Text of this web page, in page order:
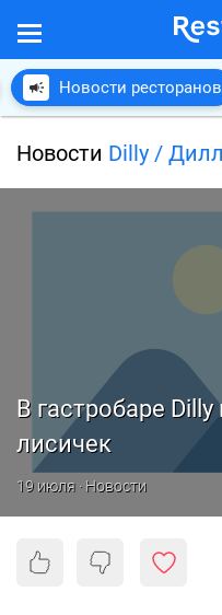
Новости ресторанов
Новости Dilly /
В гастробаре
лисичек
19 июля · Новости